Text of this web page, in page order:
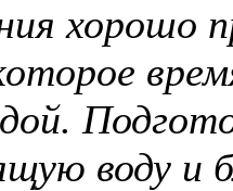
хорошо
воду и